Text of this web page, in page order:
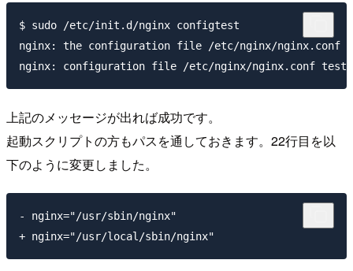
$ sudo /etc/init.d/nginx configtest
nginx: the configuration file /etc/nginx/nginx.conf
上記のメッセージが出れば成功です。
起動スクリプトの方もパスを通しておきます。22行目を以
下のように変更しました。
- nginx="/usr/sbin/nginx"